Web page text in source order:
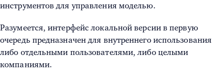
инструментов для управления моделью.
Разумеется, интерфейс локальной версии в первую
очередь предназначен для внутреннего использования
либо отдельными пользователями, либо целыми
компаниями.